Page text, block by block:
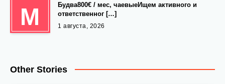
М
Будва800€ / мес, чаевыеИщем активного и
ответственног […]
1 августа, 2026
Other Stories